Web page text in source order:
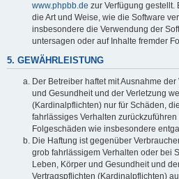
www.phpbb.de zur Verfügung
die Art und Weise, wie die Software
insbesondere die Verwendung der
untersagen oder auf Inhalte fremder
5. GEWÄHRLEISTUNG
Der Betreiber haftet mit Ausnahme
und Gesundheit und der Verletzung
(Kardinalpflichten) nur für Schäden,
fahrlässiges Verhalten
Folgeschäden wie insbesondere
Die Haftung ist gegenüber
grob fahrlässigem Verhalten oder bei
Leben, Körper und Gesundheit und
Vertragspflichten (Kardinalpflichten)